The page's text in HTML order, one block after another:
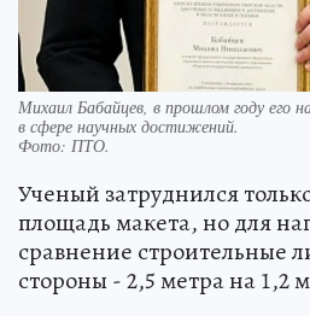
Михаил Бабайцев, в прошлом году его
в сфере научных достижений.
Фото: ПТО.
Ученый затруднился
площадь макета, но для
сравнение строительные
стороны - 2,5 метра на 1,2